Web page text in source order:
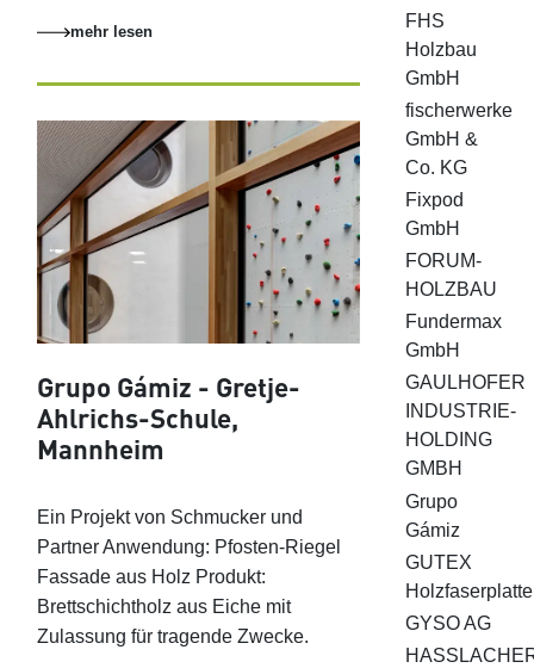
mehr lesen
Grupo Gámiz - Gretje-
Ahlrichs-Schule,
Mannheim
Ein Projekt von Schmucker und
Partner Anwendung: Pfosten-Riegel
Fassade aus Holz Produkt:
Brettschichtholz aus Eiche mit
Zulassung für tragende Zwecke.
FHS
Holzbau
GmbH
fischerwerke
GmbH &
Co. KG
Fixpod
GmbH
FORUM-
HOLZBAU
Fundermax
GmbH
GAULHOFER
INDUSTRIE-
HOLDING
GMBH
Grupo
Gámiz
GUTEX
GYSO AG